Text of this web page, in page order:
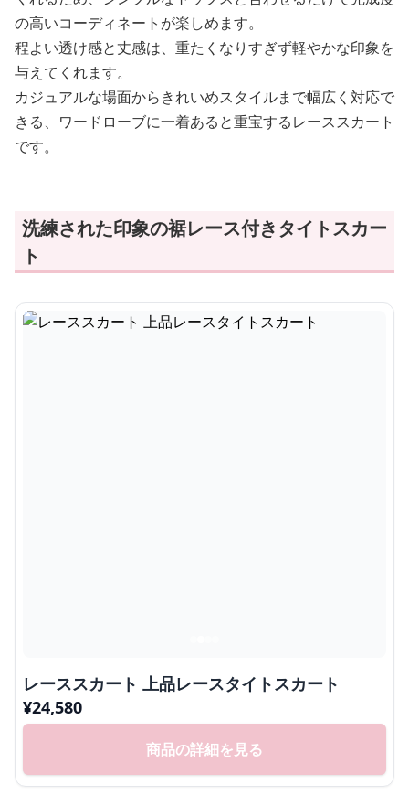
の高いコーディネートが楽しめます。
程よい透け感と丈感は、重たくなりすぎず軽やかな印象を
与えてくれます。
カジュアルな場面からきれいめスタイルまで幅広く対応で
きる、ワードローブに一着あると重宝するレーススカート
です。
洗練された印象の裾レース付きタイトスカー
ト
レーススカート 上品レースタイトスカート
¥24,580
商品の詳細を見る